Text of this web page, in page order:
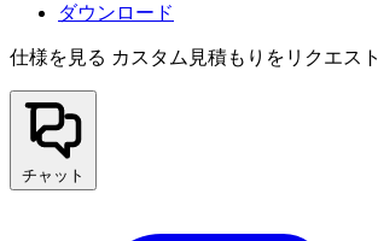
ダウンロード
仕様を見る カスタム見積もりをリクエスト
チャット